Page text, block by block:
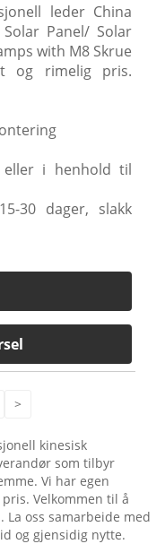
leder China
Panel/ Solar
with M8 Skrue
og rimelig pris.
eller i henhold til
30 dager, slakk
>
kinesisk
som tilbyr
Vi har egen
Velkommen til å
La oss samarbeide med
og gjensidig nytte.